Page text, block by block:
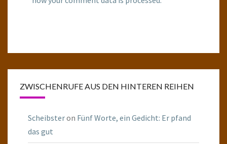
ZWISCHENRUFE AUS DEN HINTEREN REIHEN
Scheibsteron Fünf Worte, ein Gedicht: Er pfand
das gut